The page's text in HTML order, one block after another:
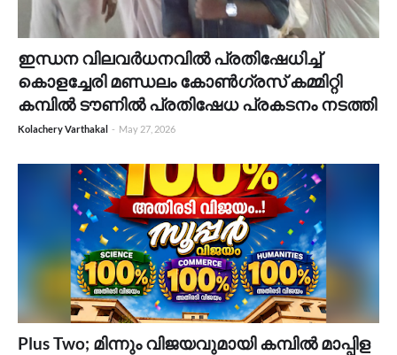
ഇന്ധന വിലവർധനവിൽ പ്രതിഷേധിച്ച്
കൊളച്ചേരി മണ്ഡലം കോൺഗ്രസ് കമ്മിറ്റി
കമ്പിൽ ടൗണിൽ പ്രതിഷേധ പ്രകടനം നടത്തി
Kolachery Varthakal - May 27, 2026
Plus Two; മിന്നും വിജയവുമായി കമ്പിൽ മാപ്പിള